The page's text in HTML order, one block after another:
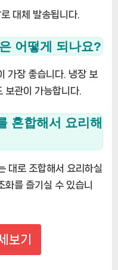
대체 발송됩니다.
어떻게 되나요?
가장 좋습니다. 냉장 보
보관이 가능합니다.
혼합해서 요리해
대로 조합해서 요리하실
화를 즐기실 수 있습니
보기